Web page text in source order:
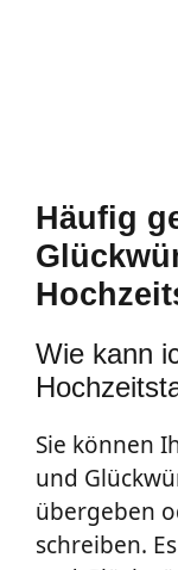
Häufig
Wie kann
Sie können
und
übergeben
schreiben.